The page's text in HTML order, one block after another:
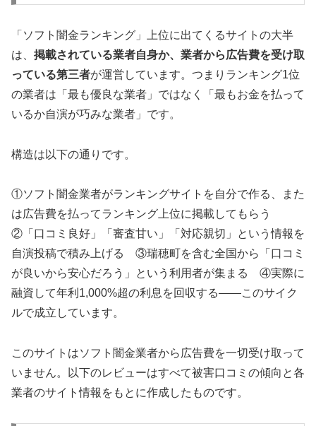
「ソフト闇金ランキング」上位に出てくるサイトの大半
は、 掲載されている業者自身か、業者から広告費を受け取
っている第三者が運営しています。つまりランキング1位
の業者は「最も優良な業者」ではなく「最もお金を払って
いるか自演が巧みな業者」です。
構造は以下の通りです。
①ソフト闇金業者がランキングサイトを自分で作る、また
は広告費を払ってランキング上位に掲載してもらう
②「口コミ良好」「審査甘い」「対応親切」という情報を
自演投稿で積み上げる ③瑞穂町を含む全国から「口コミ
が良いから安心だろう」という利用者が集まる ④実際に
融資して年利1,000%超の利息を回収する——このサイク
ルで成立しています。
このサイトはソフト闇金業者から広告費を一切受け取って
いません。以下のレビューはすべて被害口コミの傾向と各
業者のサイト情報をもとに作成したものです。